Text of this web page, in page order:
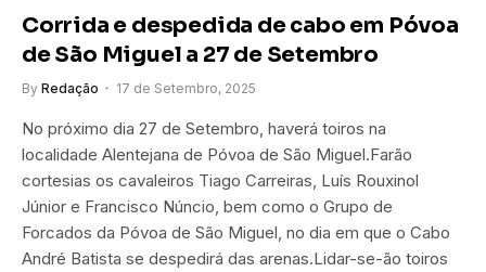
Corrida e despedida de cabo em Póvoa
de São Miguel a 27 de Setembro
By Redação 17 de Setembro, 2025
No próximo dia 27 de Setembro, haverá toiros na
localidade Alentejana de Póvoa de São Miguel.Farão
cortesias os cavaleiros Tiago Carreiras, Luís Rouxinol
Júnior e Francisco Núncio, bem como o Grupo de
Forcados da Póvoa de São Miguel, no dia em que o Cabo
André Batista se despedirá das arenas.Lidar-se-ão toiros